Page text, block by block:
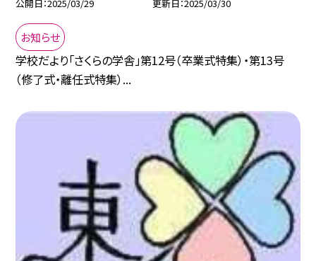
公開日 2025/03/29 更新日 2025/03/30
お知らせ
学校だより「さくらの学舎」第12号（卒業式特集）・第13号
（修了式・離任式特集）...